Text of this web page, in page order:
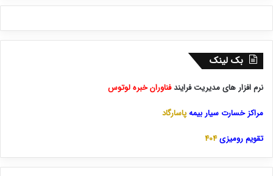
بک لینک
نرم افزار های مدیریت فرایندفناوران خبره لوتوس
مراکز خسارت سیار بیمهپاسارگاد
تقویم رومیزی404